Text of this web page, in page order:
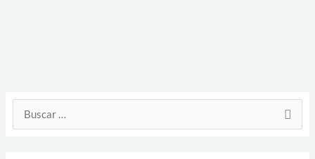
D